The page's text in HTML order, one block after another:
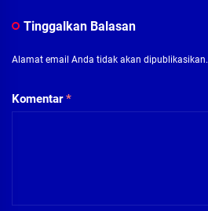
Tinggalkan Balasan
Alamat email Anda tidak akan dipublikasikan.
Komentar*